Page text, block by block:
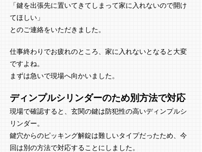
「鍵を出張先に置いてきてしまって家に入れないので開け
てほしい」
とのご連絡をいただきました。
仕事終わりでお疲れのところ、家に入れないとなると大変
ですよね。
まずは急いで現場へ向かいました。
ディンプルシリンダーのため別方法で対応
現場で確認すると、玄関の鍵は防犯性の高いディンプルシ
リンダー。
鍵穴からのピッキング解錠は難しいタイプだったため、今
回は別の方法で対応することにしました。